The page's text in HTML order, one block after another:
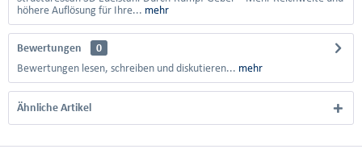
höhere Auflösung für Ihre... mehr
Bewertungen
0
Bewertungen lesen, schreiben und diskutieren... mehr
Ähnliche Artikel